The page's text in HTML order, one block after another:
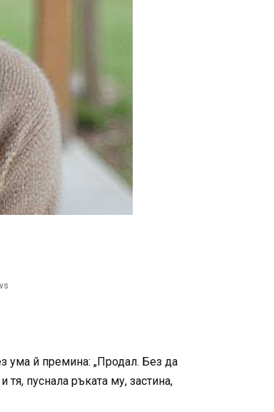
ума й премина: „Продал. Без да
пуснала ръката му, застина,